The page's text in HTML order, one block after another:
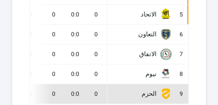
5 الاتحاد 0
0:0
0
6 التعاون 0
0:0
0
7 الاتفاق 0
0:0
0
8 نيوم 0
0:0
0
9 الحزم 0
0:0
0